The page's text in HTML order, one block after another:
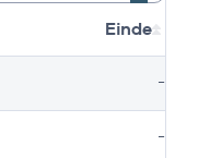
Einde
-
-